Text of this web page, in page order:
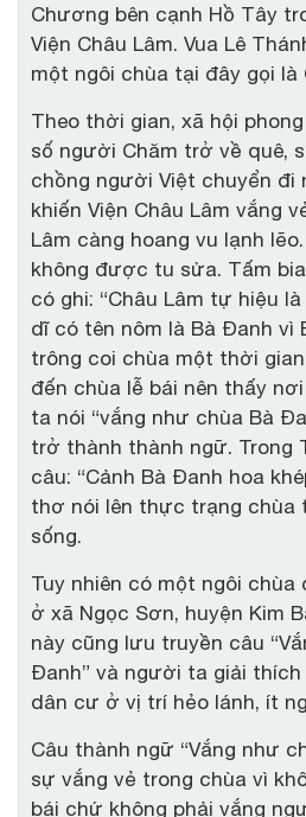
Chương bên cạnh Hồ Tây
Viện Châu Lâm. Vua Lê
một ngôi chùa tại đây gọi là
Theo thời gian, xã hội
số người Chăm trở về quê,
chồng người Việt chuyển đi
khiến Viện Châu Lâm vắng
Lâm càng hoang vu lạnh
không được tu sửa. Tấm bia
có ghi: “Châu Lâm tự hiệu
dĩ có tên nôm là Bà Đanh vì
trông coi chùa một thời
đến chùa lễ bái nên thấy
ta nói “vắng như chùa Bà
trở thành thành ngữ. Trong
câu: “Cảnh Bà Đanh hoa
thơ nói lên thực trạng chùa
sống.
Tuy nhiên có một ngôi chùa
ở xã Ngọc Sơn, huyện Kim
này cũng lưu truyền câu
Đanh” và người ta giải thích
dân cư ở vị trí hẻo lánh, ít
Câu thành ngữ “Vắng như
sự vắng vẻ trong chùa vì
bái chứ không phải vắng